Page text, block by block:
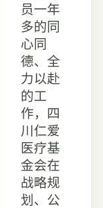
员一年
多的同
心同
德、全
力以赴
的工
作，四
川仁爱
医疗基
金会在
战略规
划、公